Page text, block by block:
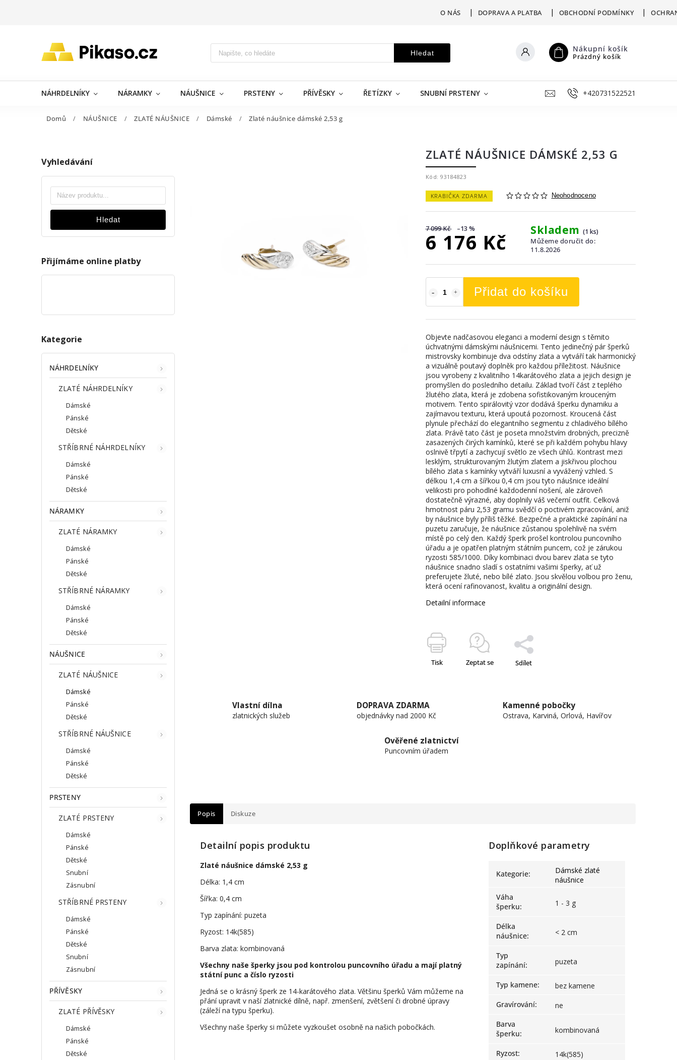
O NÁS DOPRAVA A PLATBA OBCHODNÍ PODMÍNKY
Hledat Nákupní košík
Prázdný košík
NÁHRDELNÍKY NÁRAMKY NÁUŠNICE PRSTENY PŘÍVĚSKY ŘETÍZKY SNUBNÍ PRSTENY ŠPERKY K RYTÍ VÝKUP ZLATNICKÁ
+420731522521
Domů / NÁUŠNICE / ZLATÉ NÁUŠNICE / Dámské / Zlaté náušnice dámské 2,53 g
Vyhledávání
Hledat
Přijímáme online platby
Kategorie
NÁHRDELNÍKY
ZLATÉ NÁHRDELNÍKY
Dámské
Pánské
Dětské
STŘÍBRNÉ NÁHRDELNÍKY
Dámské
Pánské
Dětské
NÁRAMKY
ZLATÉ NÁRAMKY
Dámské
Pánské
Dětské
STŘÍBRNÉ NÁRAMKY
Dámské
Pánské
Dětské
NÁUŠNICE
ZLATÉ NÁUŠNICE
Dámské
Pánské
Dětské
STŘÍBRNÉ NÁUŠNICE
Dámské
Pánské
Dětské
PRSTENY
ZLATÉ PRSTENY
Dámské
Pánské
Dětské
Snubní
Zásnubní
STŘÍBRNÉ PRSTENY
Dámské
Pánské
Dětské
Snubní
Zásnubní
PŘÍVĚSKY
ZLATÉ PŘÍVĚSKY
Dámské
Pánské
Dětské
ZLATÉ NÁUŠNICE DÁMSKÉ 2,53 G
Kód: 93184823
KRABIČKA ZDARMA Neohodnoceno
7 099 Kč –13 %
6 176 Kč Skladem(1 ks)
Můžeme doručit do:
11.8.2026
Přidat do košíku
Objevte nadčasovou eleganci a moderní design s těmito
úchvatnými dámskými náušnicemi. Tento jedinečný pár šperků
mistrovsky kombinuje dva odstíny zlata a vytváří tak harmonický
a vizuálně poutavý doplněk pro každou příležitost. Náušnice
jsou vyrobeny z kvalitního 14karátového zlata a jejich design je
promyšlen do posledního detailu. Základ tvoří část z teplého
žlutého zlata, která je zdobena sofistikovaným krouceným
motivem. Tento spirálovitý vzor dodává šperku dynamiku a
zajímavou texturu, která upoutá pozornost. Kroucená část
plynule přechází do elegantního segmentu z chladivého bílého
zlata. Právě tato část je poseta množstvím drobných, precizně
zasazených čirých kamínků, které se při každém pohybu hlavy
oslnivě třpytí a zachycují světlo ze všech úhlů. Kontrast mezi
lesklým, strukturovaným žlutým zlatem a jiskřivou plochou
bílého zlata s kamínky vytváří luxusní a vyvážený vzhled. S
délkou 1,4 cm a šířkou 0,4 cm jsou tyto náušnice ideální
velikosti pro pohodlné každodenní nošení, ale zároveň
dostatečně výrazné, aby doplnily váš večerní outfit. Celková
hmotnost páru 2,53 gramu svědčí o poctivém zpracování, aniž
by náušnice byly příliš těžké. Bezpečné a praktické zapínání na
puzetu zaručuje, že náušnice zůstanou spolehlivě na svém
místě po celý den. Každý šperk prošel kontrolou puncovního
úřadu a je opatřen platným státním puncem, což je zárukou
ryzosti 585/1000. Díky kombinaci dvou barev zlata se tyto
náušnice snadno sladí s ostatními vašimi šperky, ať už
preferujete žluté, nebo bílé zlato. Jsou skvělou volbou pro ženu,
která ocení rafinovanost, kvalitu a originální design.
Detailní informace
Tisk Zeptat se Sdílet
Vlastní dílna
zlatnických služeb
DOPRAVA ZDARMA
objednávky nad 2000 Kč
Kamenné pobočky
Ostrava, Karviná, Orlová, Havířov
Ověřené zlatnictví
Puncovním úřadem
Popis Diskuze
Detailní popis produktu
Zlaté náušnice dámské 2,53 g
Délka: 1,4 cm
Šířka: 0,4 cm
Typ zapínání: puzeta
Ryzost: 14k(585)
Barva zlata: kombinovaná
Všechny naše šperky jsou pod kontrolou puncovního úřadu a mají platný
státní punc a číslo ryzosti
Jedná se o krásný šperk ze 14-karátového zlata. Většinu šperků Vám můžeme na
přání upravit v naší zlatnické dílně, např. zmenšení, zvětšení či drobné úpravy
(záleží na typu šperku).
Všechny naše šperky si můžete vyzkoušet osobně na našich pobočkách.
Doplňkové parametry
Kategorie:
Dámské zlaté
náušnice
Váha
šperku: 1 - 3 g
Délka
náušnice: < 2 cm
Typ
zapínání: puzeta
Typ kamene:
bez kamene
Gravírování:
ne
Barva
šperku: kombinovaná
Ryzost:
14k(585)